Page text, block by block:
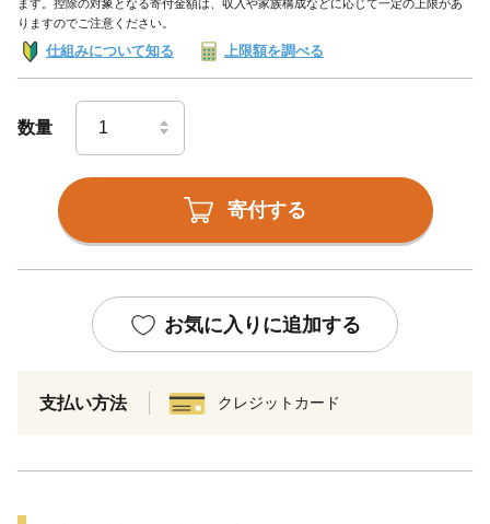
ます。控除の対象となる寄付金額は、収入や家族構成などに応じて一定の上限があ
りますのでご注意ください。
仕組みについて知る 上限額を調べる
数量
寄付する
お気に入りに追加する
支払い方法 クレジットカード